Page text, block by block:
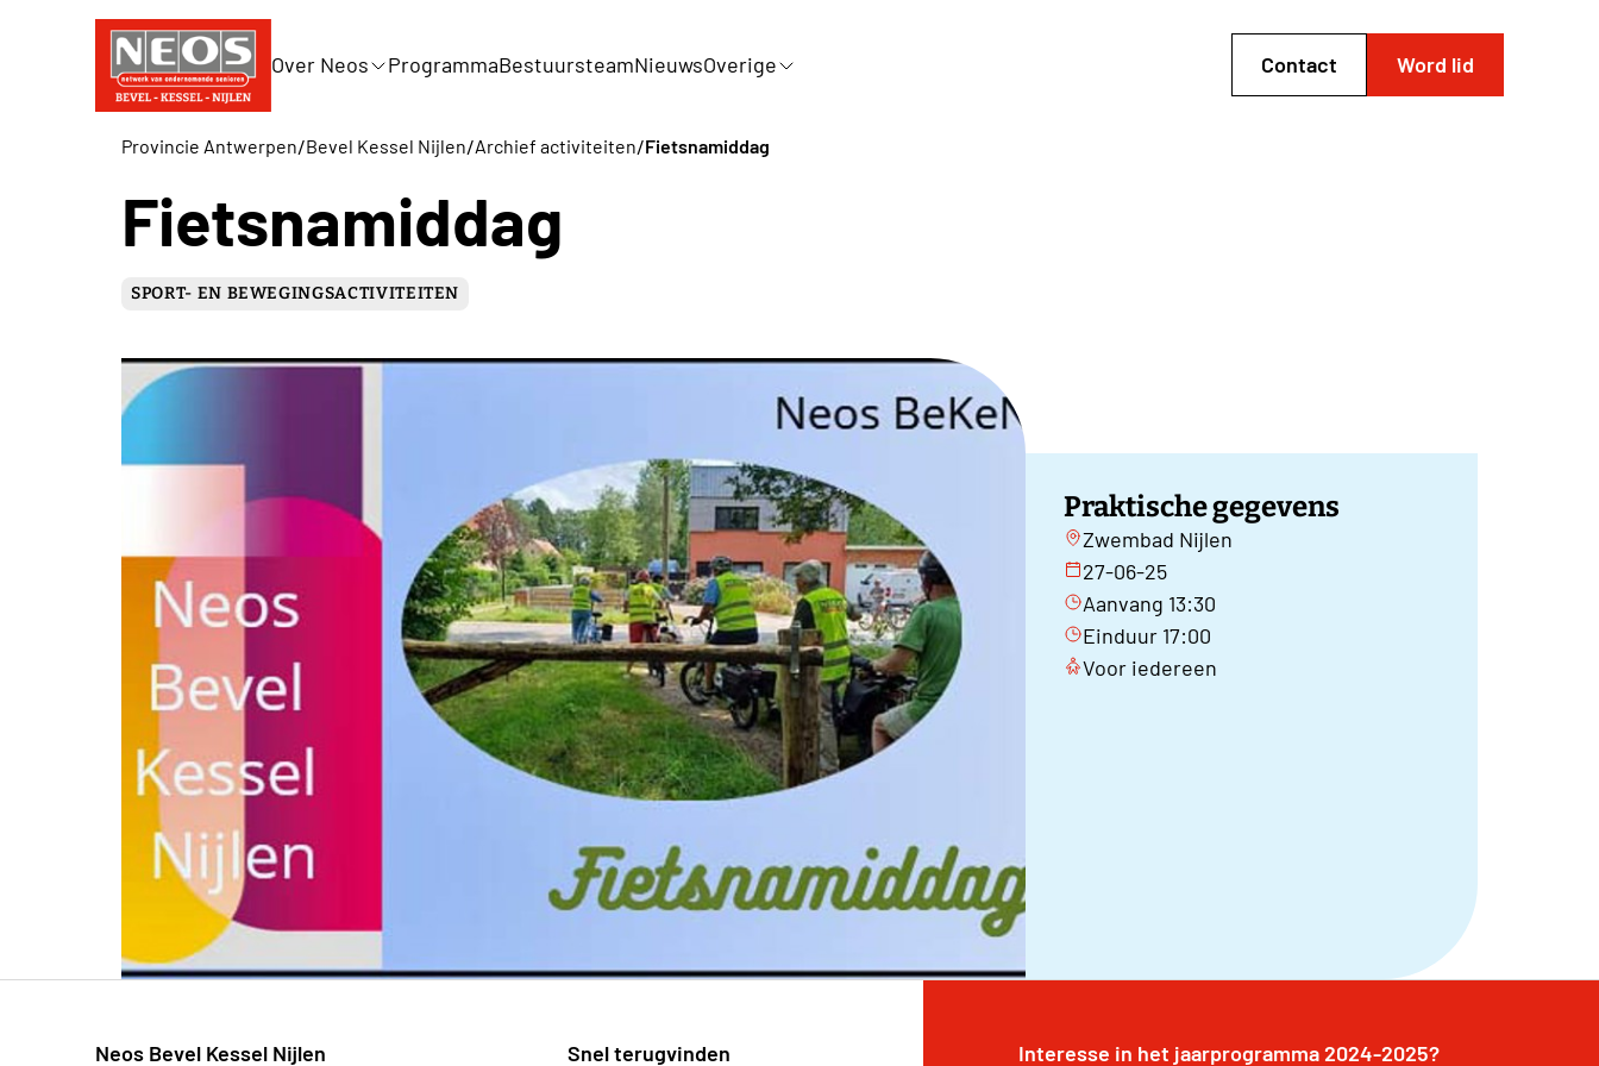
Over Neos ProgrammaBestuursteamNieuwsOverige Contact Word lid
Provincie Antwerpen/Bevel Kessel Nijlen/Archief activiteiten/Fietsnamiddag
Fietsnamiddag
SPORT- EN BEWEGINGSACTIVITEITEN
Praktische gegevens
Zwembad Nijlen
27-06-25
Aanvang 13:30
Einduur 17:00
Voor iedereen
Neos Bevel Kessel Nijlen Snel terugvinden Interesse in het jaarprogramma 2024-2025?